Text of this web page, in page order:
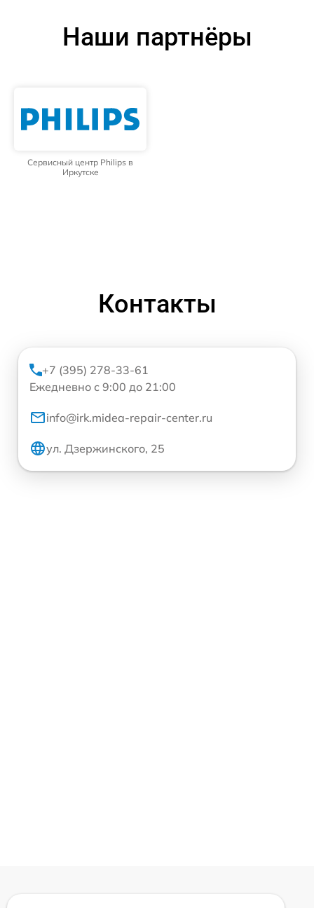
Наши партнёры
Сервисный центр Philips в
Иркутске
Контакты
+7 (395) 278-33-61
Ежедневно с 9:00 до 21:00
info@irk.midea-repair-center.ru
ул. Дзержинского, 25